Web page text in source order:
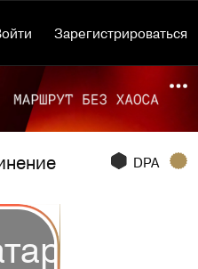
Зарегистрироваться
DPA